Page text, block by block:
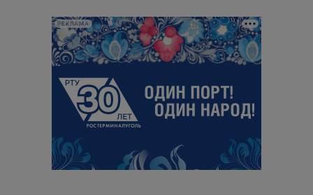
РЕКЛАМА